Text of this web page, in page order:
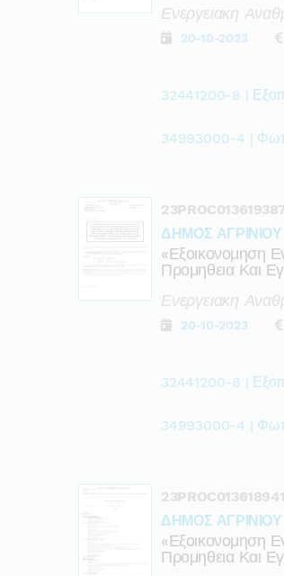
Ενεργειακη
20-10-2023
32441200-8 |
34993000-4 |
ΔΗΜΟΣ ΑΓΡΙΝΙΟΥ
«εξοικονομηση
Προμηθεια Και
Ενεργειακη
20-10-2023
32441200-8 |
34993000-4 |
23PROC013618941
ΔΗΜΟΣ ΑΓΡΙΝΙΟΥ
«εξοικονομηση
Προμηθεια Και